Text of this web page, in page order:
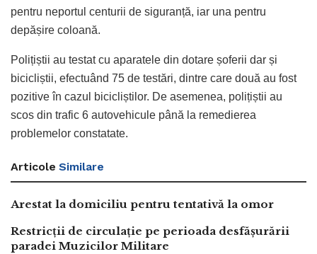
pentru neportul centurii de siguranță, iar una pentru
depășire coloană.
Polițiștii au testat cu aparatele din dotare șoferii dar și
bicicliștii, efectuând 75 de testări, dintre care două au fost
pozitive în cazul bicicliștilor. De asemenea, polițiștii au
scos din trafic 6 autovehicule până la remedierea
problemelor constatate.
Articole Similare
Arestat la domiciliu pentru tentativă la omor
Restricții de circulație pe perioada desfășurării
paradei Muzicilor Militare